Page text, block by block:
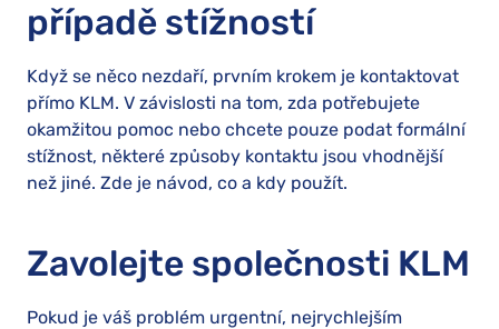
případě stížností
Když se něco nezdaří, prvním krokem je kontaktovat
přímo KLM. V závislosti na tom, zda potřebujete
okamžitou pomoc nebo chcete pouze podat formální
stížnost, některé způsoby kontaktu jsou vhodnější
než jiné. Zde je návod, co a kdy použít.
Zavolejte společnosti KLM
Pokud je váš problém urgentní, nejrychlejším